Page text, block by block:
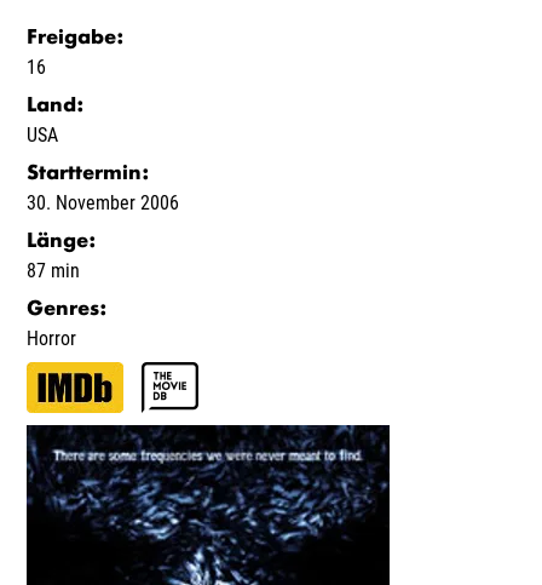
Freigabe:
16
Land :
USA
Starttermin:
30. November 2006
Länge:
87 min
Genres:
Horror